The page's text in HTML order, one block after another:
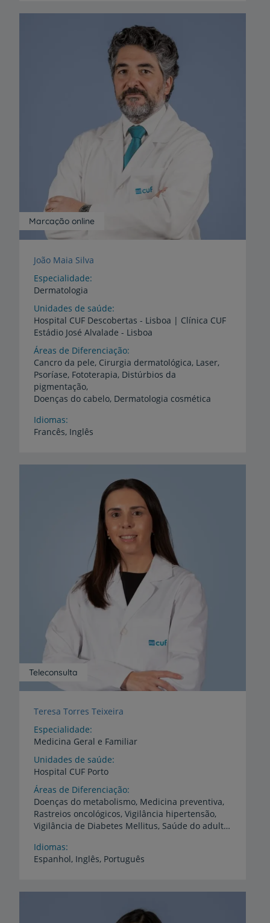
Marcação online
João Maia Silva
Especialidade
Dermatologia
Unidades de saúde
Hospital CUF Descobertas - Lisboa | Clínica CUF
Estádio José Alvalade - Lisboa
Áreas de Diferenciação
Cancro da pele, Cirurgia dermatológica, Laser,
Psoríase, Fototerapia, Distúrbios da
pigmentação,
Doenças do cabelo, Dermatologia cosmética
Idiomas
Francês, Inglês
Teleconsulta
Teresa Torres Teixeira
Especialidade
Medicina Geral e Familiar
Unidades de saúde
Hospital CUF Porto
Áreas de Diferenciação
Doenças do metabolismo, Medicina preventiva,
Rastreios oncológicos, Vigilância hipertensão,
Vigilância de Diabetes Mellitus, Saúde do adulto, Medicina desportiva, Medicina de urgência, Saúde Infantil e Juvenil, Planeamento Familiar, Saúde materna
Idiomas
Espanhol, Inglês, Português